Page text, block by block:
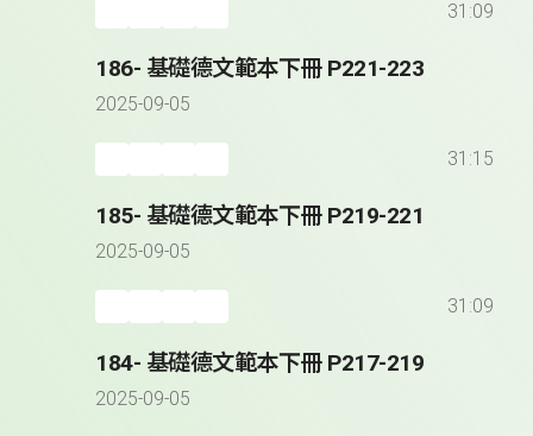
31:09
186- 基礎德文範本下冊 P221-223
2025-09-05
31:15
185- 基礎德文範本下冊 P219-221
2025-09-05
31:09
184- 基礎德文範本下冊 P217-219
2025-09-05